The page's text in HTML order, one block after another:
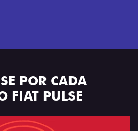
POR CADA
FIAT PULSE